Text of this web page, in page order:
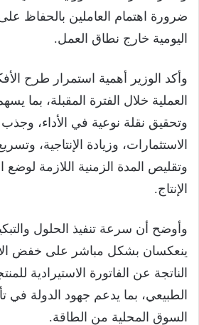
ضرورة اهتمام العاملين بالحفاظ
اليومية خارج نطاق العمل.
وأكد الوزير أهمية استمرار طرح
العملية خلال الفترة المقبلة، بما
وتحقيق نقلة نوعية في الأداء،
الاستثمارات، وزيادة الإنتاجية،
وتقليص المدة الزمنية اللازمة
الإنتاج.
وأوضح أن سرعة تنفيذ الحلول
ينعكسان بشكل مباشر على خفض
الناتجة عن الفاتورة الاستيرادية
الطبيعي، بما يدعم جهود الدولة في
السوق المحلية من الطاقة.